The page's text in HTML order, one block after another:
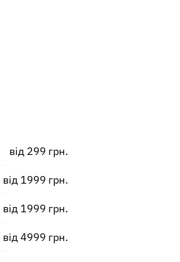
від 299 грн.
від 1999 грн.
від 1999 грн.
від 4999 грн.